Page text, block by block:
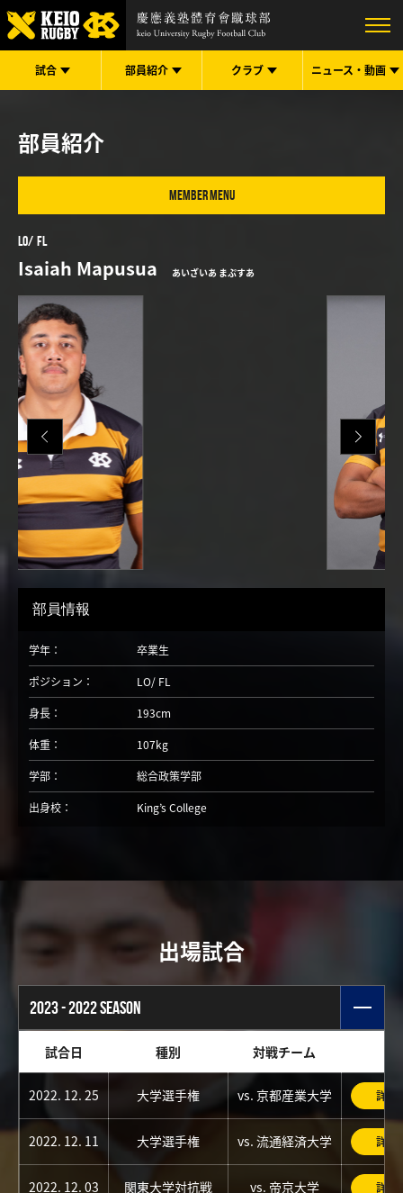
試合 部員紹介 クラブ ニュース・ 動画
部員紹介
MEMBER MENU
LO FL
Isaiah Mapusua あいざいあ まぷすあ
部員情報
学年：
卒業生
ポジション：
LO FL
身長：
193cm
体重：
107kg
学部：
総合政策学部
出身校：
King’s College
出場試合
2023 - 2022 SEASON
試合日 種別 対戦チーム
2022. 12. 25 大学選手権 vs. 京都産業大学 詳細
2022. 12. 11 大学選手権 vs. 流通経済大学 詳細
2022. 12. 03 関東大学対抗戦 vs. 帝京大学 詳細